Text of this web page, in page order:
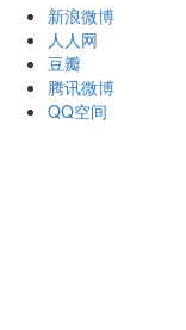
新浪微博
人人网
豆瓣
腾讯微博
QQ空间